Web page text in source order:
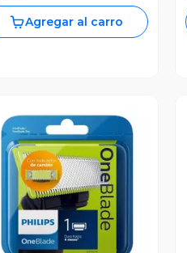
Agregar al carro
Vista Previa